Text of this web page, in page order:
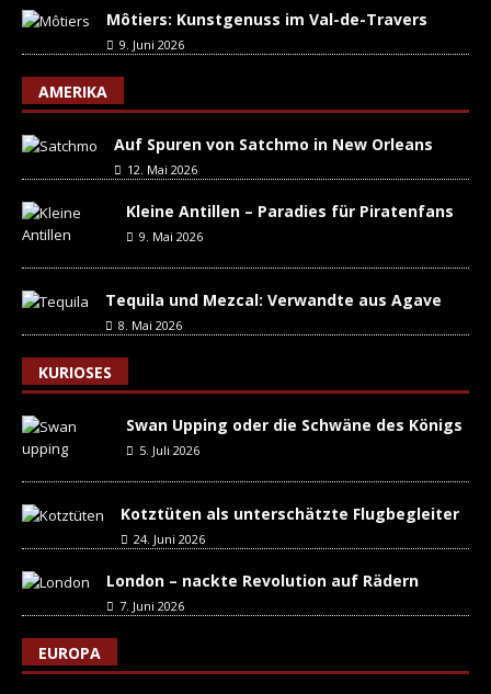
Môtiers: Kunstgenuss im Val-de-Travers
9. Juni 2026
AMERIKA
Auf Spuren von Satchmo in New Orleans
12. Mai 2026
Kleine Antillen – Paradies für Piratenfans
9. Mai 2026
Tequila und Mezcal: Verwandte aus Agave
8. Mai 2026
KURIOSES
Swan Upping oder die Schwäne des Königs
5. Juli 2026
Kotztüten als unterschätzte Flugbegleiter
24. Juni 2026
London – nackte Revolution auf Rädern
7. Juni 2026
EUROPA